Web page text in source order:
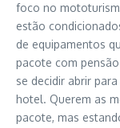
foco no
estão
de equipamentos
pacote com
se decidir abrir
hotel. Querem as
pacote, mas